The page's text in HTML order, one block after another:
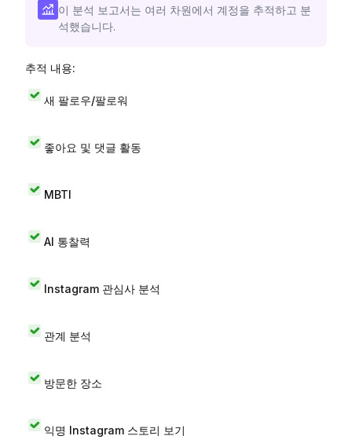
이 분석 보고서는 여러 차원에서 계정을 추적하고 분
석했습니다.
추적 내용:
새 팔로우/팔로워
좋아요 및 댓글 활동
MBTI
AI 통찰력
Instagram 관심사 분석
관계 분석
방문한 장소
익명 Instagram 스토리 보기